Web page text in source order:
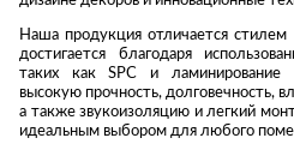
Детская
мебель
Детские кровати
каналы и
Душевые
поддоны
Наша продукция отличается
достигается благодаря
таких как SPC и ламинирование
высокую прочность, долговечность,
а также звукоизоляцию и легкий
идеальным выбором для любого